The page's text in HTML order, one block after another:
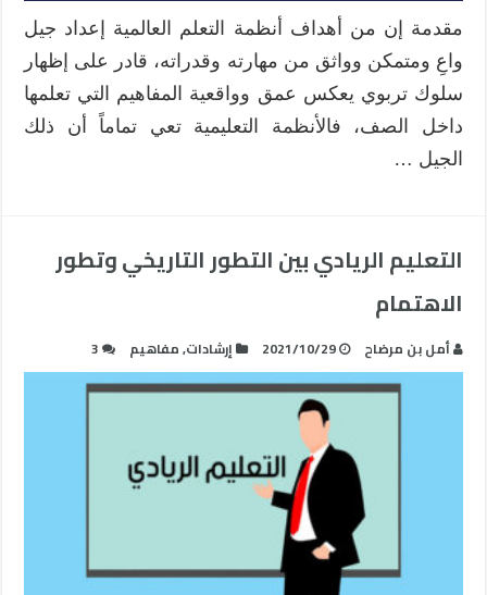
مقدمة إن من أهداف أنظمة التعلم العالمية إعداد جيل
واعِ ومتمكن وواثق من مهارته وقدراته، قادر على إظهار
سلوك تربوي يعكس عمق وواقعية المفاهيم التي تعلمها
داخل الصف، فالأنظمة التعليمية تعي تماماً أن ذلك
الجيل …
التعليم الريادي بين التطور التاريخي وتطور
الاهتمام
أمل بن مرضاح 2021/10/29 إرشادات,مفاهيم 3